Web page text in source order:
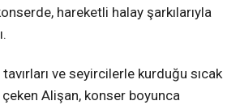
hareketli halay şarkılarıyla
ve seyircilerle kurduğu sıcak
Alişan, konser boyunca